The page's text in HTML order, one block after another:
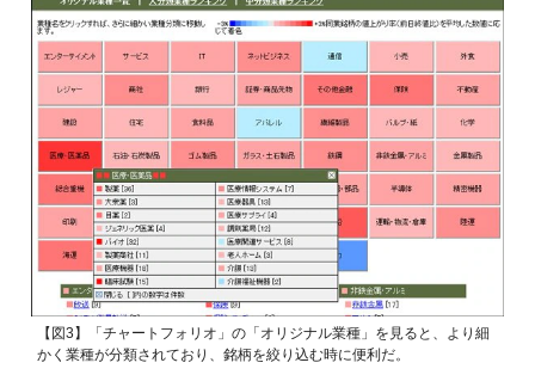
【図3】「チャートフォリオ」の「オリジナル業種」を見ると、より細
かく業種が分類されており、銘柄を絞り込む時に便利だ。